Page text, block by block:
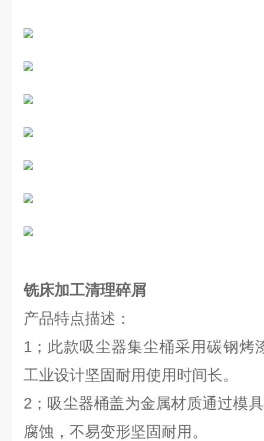
铣床加工清理碎屑
产品特点描述：
1 ；此款吸尘器集尘桶采用碳钢
工业设计坚固耐用使用时间长。
2 ；吸尘器桶盖为金属材质通过模
腐蚀，不易变形坚固耐用。